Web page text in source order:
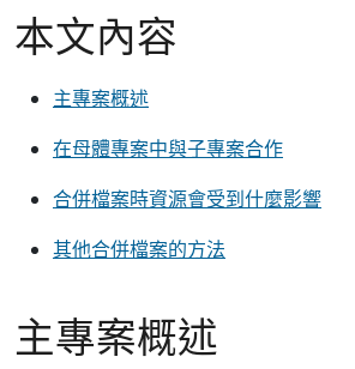
本文內容
主專案概述
在母體專案中與子專案合作
合併檔案時資源會受到什麼影響
其他合併檔案的方法
主專案概述